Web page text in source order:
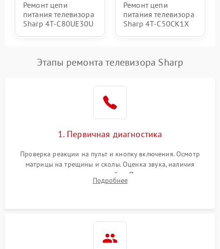
Ремонт цепи
питания телевизора
Sharp 4T-C80UE30U
Ремонт цепи
питания телевизора
Sharp 4T-C50CK1X
Этапы ремонта телевизора Sharp
1. Первичная диагностика
Проверка реакции на пульт и кнопку включения. Осмотр
матрицы на трещины и сколы. Оценка звука, наличия
подсветки и индикаторов ошибок. Подключение тестовых
источников сигнала для выявления симптомов поломки.
Подробнее